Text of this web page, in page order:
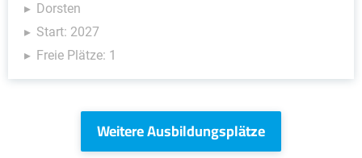
Dorsten
Start: 2027
Freie Plätze: 1
Weitere Ausbildungsplätze